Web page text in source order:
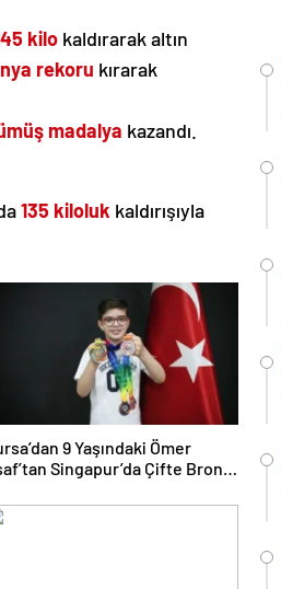
kilo kaldırarak altın
rekoru kırarak
madalya kazandı.
135 kiloluk kaldırışıyla
9 Yaşındaki Ömer
Singapur’da Çifte Bronz